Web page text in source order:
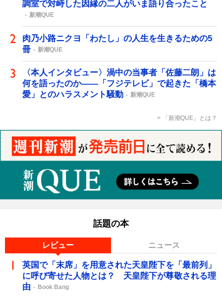
調室で対峙した因縁の二人がいま語り合ったこと
新潮QUE
肉乃小路ニクヨ「わたし」の人生を生きるための5
冊
新潮QUE
〈本人インタビュー〉渦中の当事者「佐藤二朗」は
何を語ったのか――「フジテレビ」で起きた「橋本
愛」とのハラスメント騒動
新潮QUE
「新潮QUE」とは？
話題の本
レビュー ニュース
英国で「末席」を用意された天皇陛下を「最前列」
に呼び寄せた人物とは？ 天皇陛下が尊敬される理
由
Book Bang